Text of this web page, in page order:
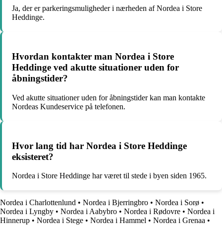
Ja, der er parkeringsmuligheder i nærheden af Nordea i Store
Heddinge.
Hvordan kontakter man Nordea i Store
Heddinge ved akutte situationer uden for
åbningstider?
Ved akutte situationer uden for åbningstider kan man kontakte
Nordeas Kundeservice på telefonen.
Hvor lang tid har Nordea i Store Heddinge
eksisteret?
Nordea i Store Heddinge har været til stede i byen siden 1965.
Nordea i Charlottenlund • Nordea i Bjerringbro • Nordea i Sorø •
Nordea i Lyngby • Nordea i Aabybro • Nordea i Rødovre • Nordea i
Hinnerup • Nordea i Stege • Nordea i Hammel • Nordea i Grenaa •